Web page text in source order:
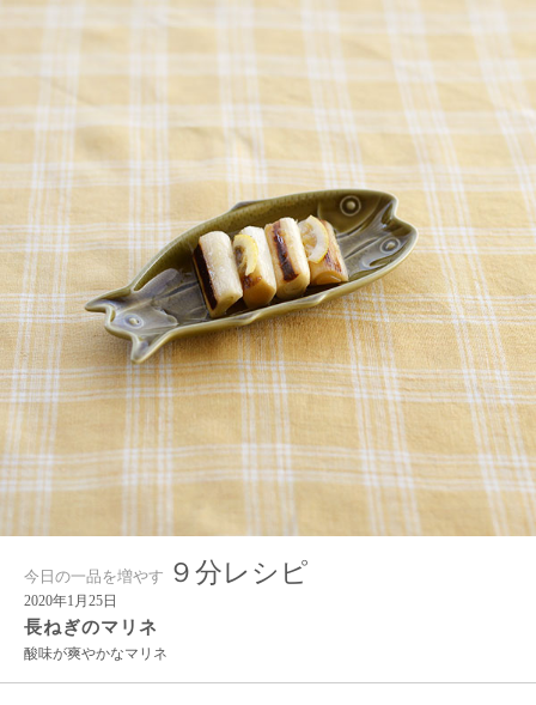
今日の一品を増やす ９分レシピ
2020年1月25日
長ねぎのマリネ
酸味が爽やかなマリネ